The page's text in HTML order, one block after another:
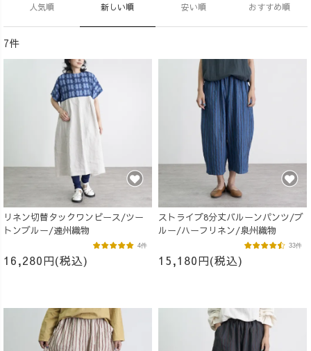
人気順 新しい順 安い順 おすすめ順
7件
リネン切替タックワンピース/ツー
トンブルー/遠州織物
16,280円(税込)
4件
ストライプ8分丈バルーンパンツ/ブ
ルー/ハーフリネン/泉州織物
15,180円(税込)
33件